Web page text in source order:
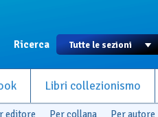
Ricerca
Libri collezionismo
editore Per collana Per autore